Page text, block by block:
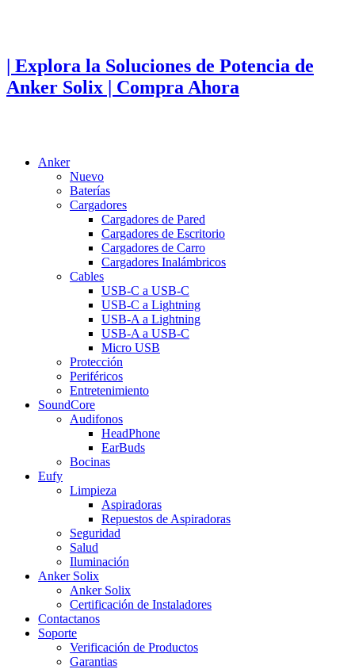
| Explora la Soluciones de Potencia de
Anker Solix | Compra Ahora
Anker
Nuevo
Baterías
Cargadores
Cargadores de Pared
Cargadores de Escritorio
Cargadores de Carro
Cargadores Inalámbricos
Cables
USB-C a USB-C
USB-C a Lightning
USB-A a Lightning
USB-A a USB-C
Micro USB
Protección
Periféricos
Entretenimiento
SoundCore
Audifonos
HeadPhone
EarBuds
Bocinas
Eufy
Limpieza
Aspiradoras
Repuestos de Aspiradoras
Seguridad
Salud
Iluminación
Anker Solix
Anker Solix
Certificación de Instaladores
Contactanos
Soporte
Verificación de Productos
Garantias